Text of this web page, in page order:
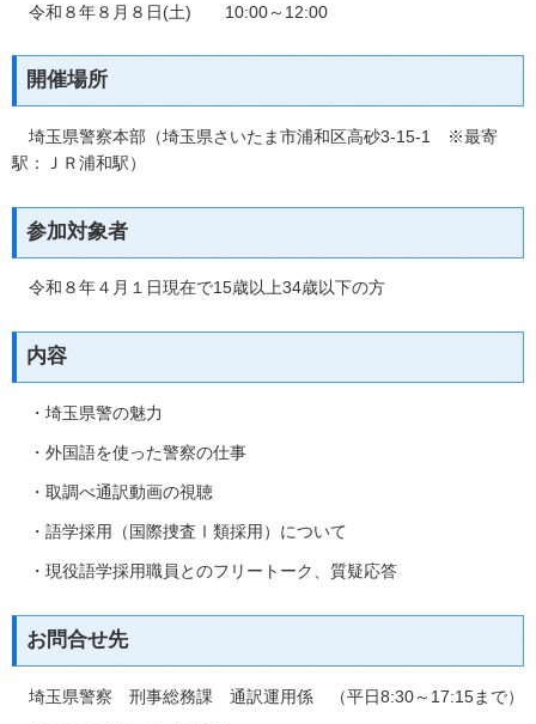
令和８年８月８日(土) 10:00～12:00
開催場所
埼玉県警察本部（埼玉県さいたま市浦和区高砂3-15-1 ※最寄
駅：ＪＲ浦和駅）
参加対象者
令和８年４月１日現在で15歳以上34歳以下の方
内容
・埼玉県警の魅力
・外国語を使った警察の仕事
・取調べ通訳動画の視聴
・語学採用（国際捜査Ⅰ類採用）について
・現役語学採用職員とのフリートーク、質疑応答
お問合せ先
埼玉県警察 刑事総務課 通訳運用係 （平日8:30～17:15まで）